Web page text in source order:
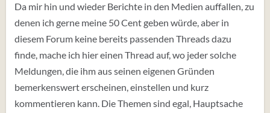
Da mir hin und wieder Berichte in den Medien auffallen, zu
denen ich gerne meine 50 Cent geben würde, aber in
diesem Forum keine bereits passenden Threads dazu
finde, mache ich hier einen Thread auf, wo jeder solche
Meldungen, die ihm aus seinen eigenen Gründen
bemerkenswert erscheinen, einstellen und kurz
kommentieren kann. Die Themen sind egal, Hauptsache